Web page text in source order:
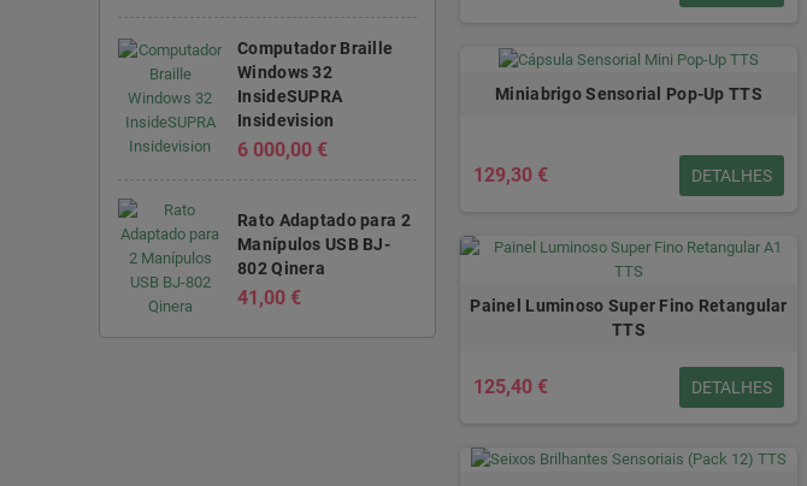
Computador Braille
Windows 32
InsideSUPRA
Insidevision
6 000,00 €
Rato Adaptado para 2
Manípulos USB BJ-
802 Qinera
41,00 €
Miniabrigo Sensorial Pop-Up TTS
129,30 € DETALHES
Painel Luminoso Super Fino Retangular
TTS
125,40 € DETALHES